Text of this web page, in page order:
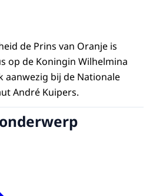
de Prins van Oranje is
op de Koningin Wilhelmina
aanwezig bij de Nationale
André Kuipers.